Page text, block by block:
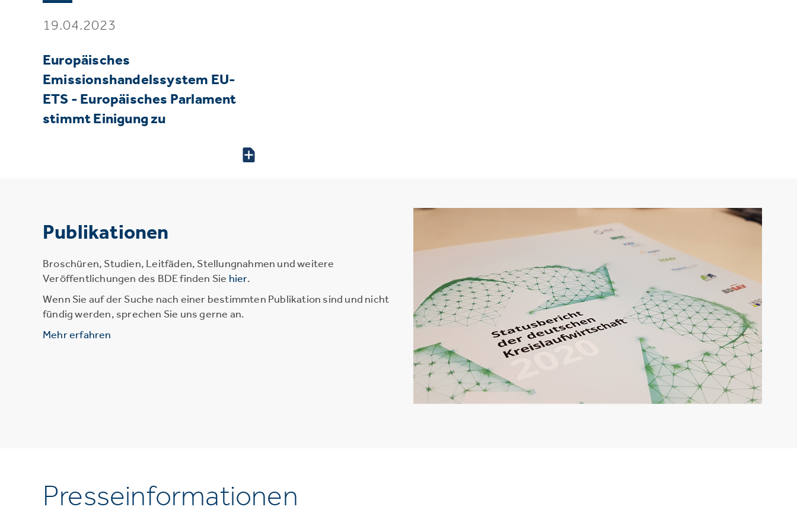
19.04.2023
Europäisches
Emissionshandelssystem EU-
ETS - Europäisches Parlament
stimmt Einigung zu
Publikationen
Broschüren, Studien, Leitfäden, Stellungnahmen und weitere
Veröffentlichungen des BDE finden Sie hier.
Wenn Sie auf der Suche nach einer bestimmten Publikation sind und nicht
fündig werden, sprechen Sie uns gerne an.
Mehr erfahren
Presseinformationen